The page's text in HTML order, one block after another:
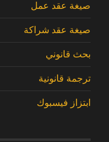
صيغة عقد عمل
صيغة عقد شراكة
بحث قانوني
ترجمة قانونية
ابتزاز فيسبوك